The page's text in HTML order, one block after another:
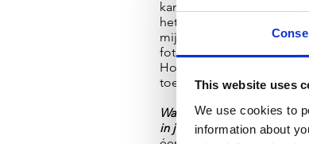
This website uses
We use cookies to
information about
kan hier nog niet teveel
het geeft hopelijk een
mijn carrière. Ook wil ik
fotoshoots gaan doen in
Hopelijk laat Corona dit
toe!
Wat is het aller vetste wat
in je carrière?